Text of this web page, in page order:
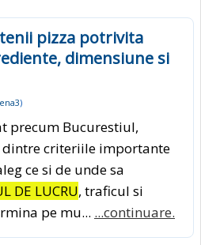
pizza potrivita
dimensiune si
)
precum Bucurestiul,
criteriile importante
ce si de unde sa
DE LUCRU, traficul si
pe mu... ...continuare.